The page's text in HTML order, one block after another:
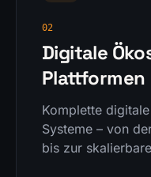
02
Digitale
Plattformen
Komplette
Systeme – von
bis zur